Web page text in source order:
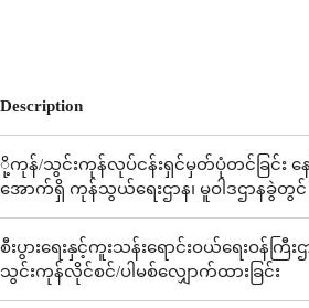
Description
ကုန်/သွင်းကုန်လုပ်ငန်းရှင်မှတ်ပုံတင်ခြင်း နေပ
အောက်ရှိ ကုန်သွယ်ရေးဌာန၊ မူဝါဒဌာနခွဲတွ
စီးပွားရေးနှင့်ကူးသန်းရောင်းဝယ်ရေးဝန်ကြီ
သွင်းကုန်လိုင်စင်/ပါမစ်လျှောက်ထားခြင်း